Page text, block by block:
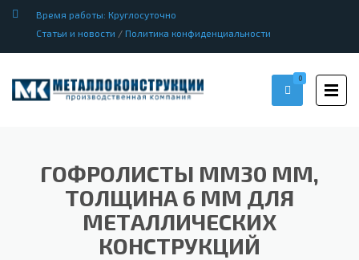
Время работы: Круглосуточно
Статьи и новости / Политика конфиденциальности
0
ГОФРОЛИСТЫ ММ30 ММ,
ТОЛЩИНА 6 ММ ДЛЯ
МЕТАЛЛИЧЕСКИХ
КОНСТРУКЦИЙ